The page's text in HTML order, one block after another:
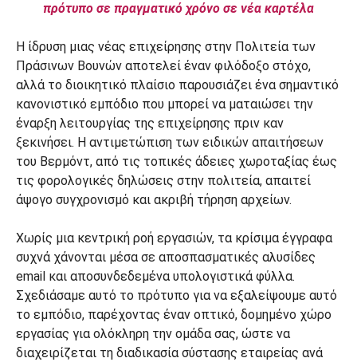
πρότυπο σε πραγματικό χρόνο σε νέα καρτέλα
Η ίδρυση μιας νέας επιχείρησης στην Πολιτεία των
Πράσινων Βουνών αποτελεί έναν φιλόδοξο στόχο,
αλλά το διοικητικό πλαίσιο παρουσιάζει ένα σημαντικό
κανονιστικό εμπόδιο που μπορεί να ματαιώσει την
έναρξη λειτουργίας της επιχείρησης πριν καν
ξεκινήσει. Η αντιμετώπιση των ειδικών απαιτήσεων
του Βερμόντ, από τις τοπικές άδειες χωροταξίας έως
τις φορολογικές δηλώσεις στην πολιτεία, απαιτεί
άψογο συγχρονισμό και ακριβή τήρηση αρχείων.
Χωρίς μια κεντρική ροή εργασιών, τα κρίσιμα έγγραφα
συχνά χάνονται μέσα σε αποσπασματικές αλυσίδες
email και αποσυνδεδεμένα υπολογιστικά φύλλα.
Σχεδιάσαμε αυτό το πρότυπο για να εξαλείψουμε αυτό
το εμπόδιο, παρέχοντας έναν οπτικό, δομημένο χώρο
εργασίας για ολόκληρη την ομάδα σας, ώστε να
διαχειρίζεται τη διαδικασία σύστασης εταιρείας ανά